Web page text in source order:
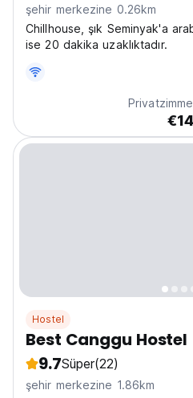
şehir merkezine 0.26km
Chillhouse, şık Seminyak'a
ise 20 dakika uzaklıktadır.
Hostel
Best Canggu Hostel
9.7Süper(22)
şehir merkezine 1.86km